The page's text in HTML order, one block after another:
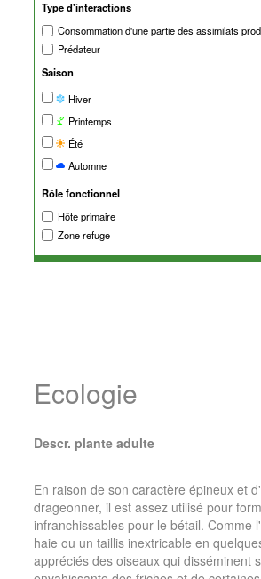
Type d'interactions
Consommation d'une partie des assimilats
Prédateur
Saison
Hiver
Printemps
Été
Automne
Rôle fonctionnel
Hôte primaire
Zone refuge
Ecologie
Descr. plante adulte
En raison de son caractère épineux et
drageonner, il est assez utilisé pour
infranchissables pour le bétail. Comme
haie ou un taillis inextricable en
appréciés des oiseaux qui disséminent